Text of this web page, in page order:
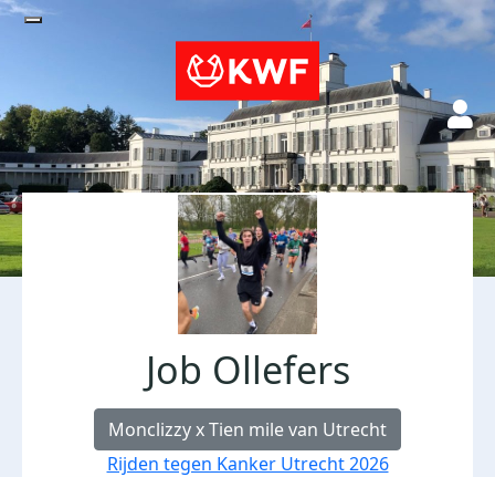
Job Ollefers
Monclizzy x Tien mile van Utrecht
Rijden tegen Kanker Utrecht 2026